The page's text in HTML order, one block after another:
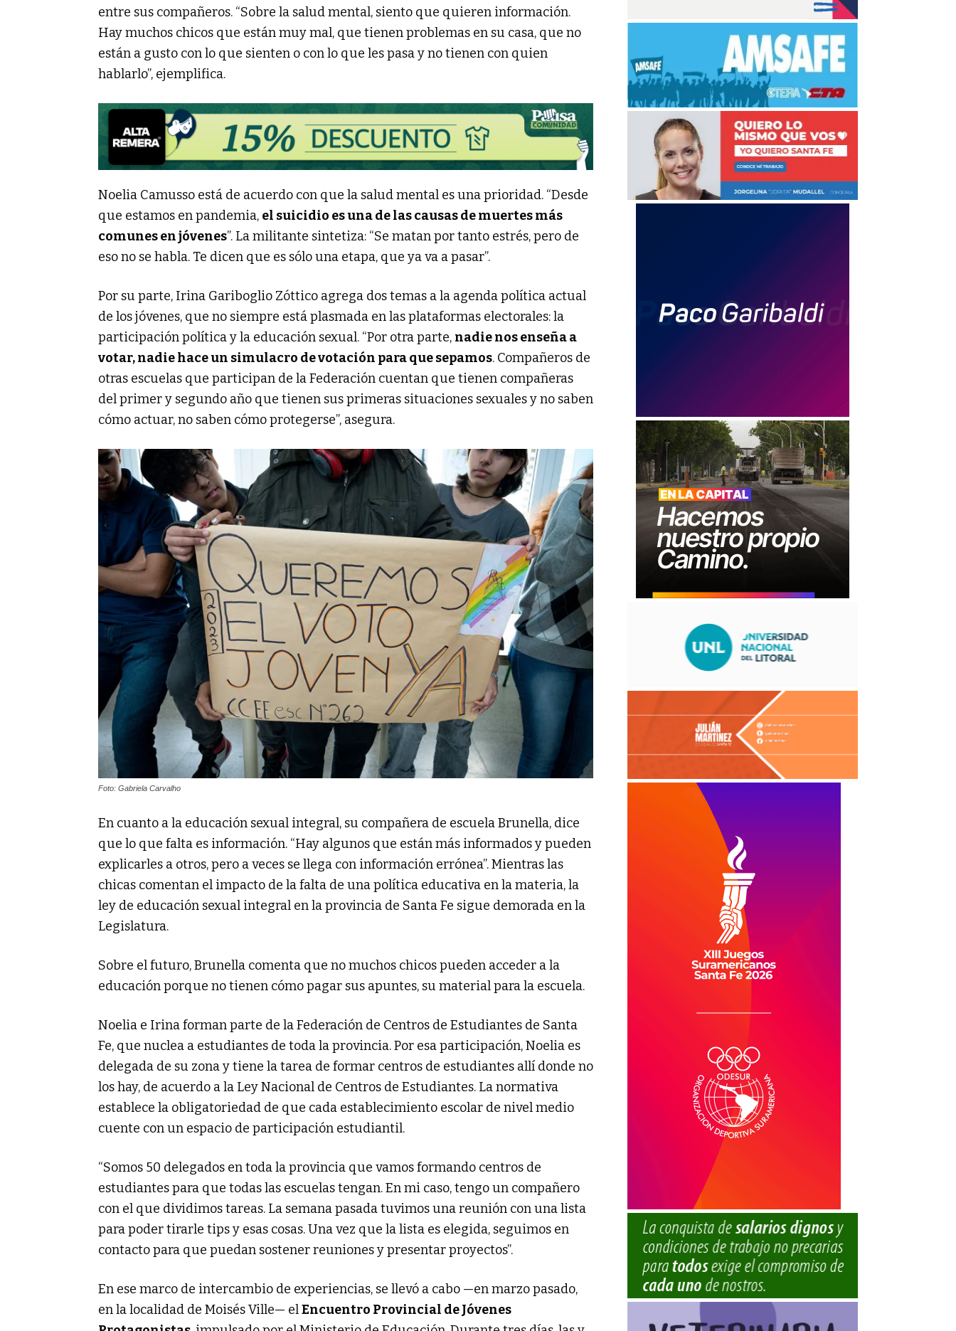
entre sus compañeros. “Sobre la salud mental, siento que quieren información.
Hay muchos chicos que están muy mal, que tienen problemas en su casa, que no
están a gusto con lo que sienten o con lo que les pasa y no tienen con quien
hablarlo”, ejemplifica.
Noelia Camusso está de acuerdo con que la salud mental es una prioridad. “Desde
que estamos en pandemia, el suicidio es una de las causas de muertes más
comunes en jóvenes”. La militante sintetiza: “Se matan por tanto estrés, pero de
eso no se habla. Te dicen que es sólo una etapa, que ya va a pasar”.
Por su parte, Irina Gariboglio Zóttico agrega dos temas a la agenda política actual
de los jóvenes, que no siempre está plasmada en las plataformas electorales: la
participación política y la educación sexual. “Por otra parte, nadie nos enseña a
votar, nadie hace un simulacro de votación para que sepamos. Compañeros de
otras escuelas que participan de la Federación cuentan que tienen compañeras
del primer y segundo año que tienen sus primeras situaciones sexuales y no saben
cómo actuar, no saben cómo protegerse”, asegura.
Foto: Gabriela Carvalho
En cuanto a la educación sexual integral, su compañera de escuela Brunella, dice
que lo que falta es información. “Hay algunos que están más informados y pueden
explicarles a otros, pero a veces se llega con información errónea”. Mientras las
chicas comentan el impacto de la falta de una política educativa en la materia, la
ley de educación sexual integral en la provincia de Santa Fe sigue demorada en la
Legislatura.
Sobre el futuro, Brunella comenta que no muchos chicos pueden acceder a la
educación porque no tienen cómo pagar sus apuntes, su material para la escuela.
Noelia e Irina forman parte de la Federación de Centros de Estudiantes de Santa
Fe, que nuclea a estudiantes de toda la provincia. Por esa participación, Noelia es
delegada de su zona y tiene la tarea de formar centros de estudiantes allí donde no
los hay, de acuerdo a la Ley Nacional de Centros de Estudiantes. La normativa
establece la obligatoriedad de que cada establecimiento escolar de nivel medio
cuente con un espacio de participación estudiantil.
“Somos 50 delegados en toda la provincia que vamos formando centros de
estudiantes para que todas las escuelas tengan. En mi caso, tengo un compañero
con el que dividimos tareas. La semana pasada tuvimos una reunión con una lista
para poder tirarle tips y esas cosas. Una vez que la lista es elegida, seguimos en
contacto para que puedan sostener reuniones y presentar proyectos”.
En ese marco de intercambio de experiencias, se llevó a cabo —en marzo pasado,
en la localidad de Moisés Ville— elEncuentro Provincial de Jóvenes